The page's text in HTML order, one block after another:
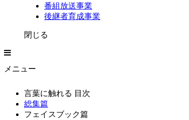
番組放送事業
後継者育成事業
閉じる
メニュー
言葉に触れる 目次
総集篇
フェイスブック篇